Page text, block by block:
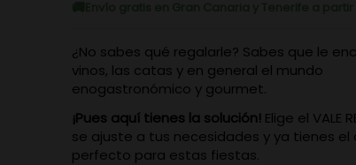
¿No sabes qué regalarle? Sabes que le
vinos, las catas y en general el mundo
enogastronómico y gourmet.
¡Pues aquí tienes la solución! Elige el VALE
se ajuste a tus necesidades y ya tienes el
perfecto para estas fiestas.